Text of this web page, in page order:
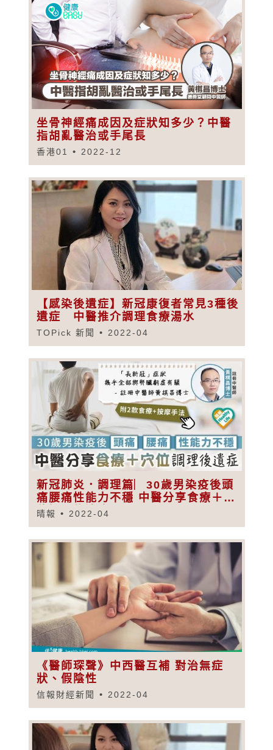
坐骨神經痛成因及症狀知多少？中醫
指胡亂醫治或手尾長
香港01 2022-12
【感染後遺症】新冠康復者常見3種後
遺症 中醫推介調理食療湯水
TOPick 新聞 2022-04
新冠肺炎．調理篇︳30歲男染疫後頭
痛腰痛性能力不穩 中醫分享食療＋穴
位調理後遺症
晴報 2022-04
《醫師琛聲》中西醫互補 對治無症
狀、假陰性
信報財經新聞 2022-04